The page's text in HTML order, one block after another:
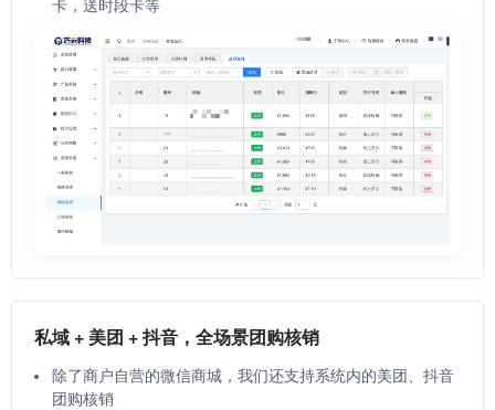
卡，送时段卡等
私域 + 美团 + 抖音，全场景团购核销
除了商户自营的微信商城，我们还支持系统内的美团、抖音
团购核销